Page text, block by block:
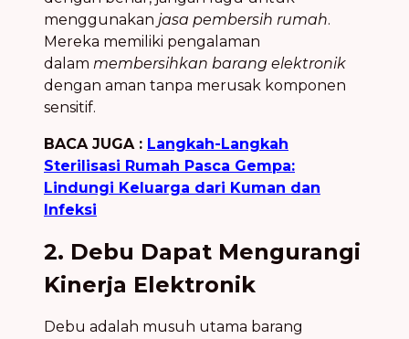
menggunakan jasa pembersih rumah.
Mereka memiliki pengalaman
dalam membersihkan barang elektronik
dengan aman tanpa merusak komponen
sensitif.
BACA JUGA : Langkah-Langkah
Sterilisasi Rumah Pasca Gempa:
Lindungi Keluarga dari Kuman dan
Infeksi
2. Debu Dapat Mengurangi
Kinerja Elektronik
Debu adalah musuh utama barang